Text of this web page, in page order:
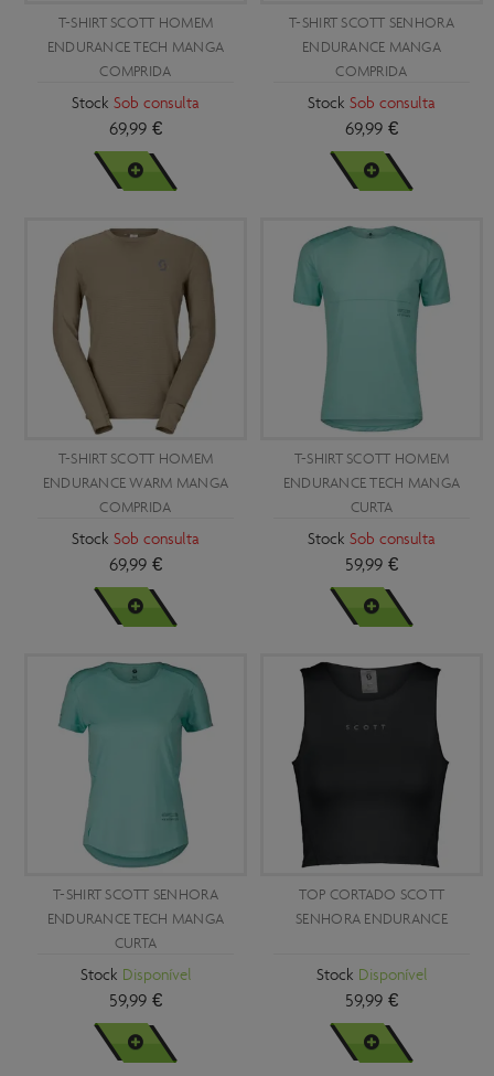
T-SHIRT SCOTT HOMEM
ENDURANCE TECH MANGA
COMPRIDA
Stock Sob consulta
69,99 €
VER MAIS
T-SHIRT SCOTT SENHORA
ENDURANCE MANGA
COMPRIDA
Stock Sob consulta
69,99 €
VER MAIS
T-SHIRT SCOTT HOMEM
ENDURANCE WARM MANGA
COMPRIDA
Stock Sob consulta
69,99 €
VER MAIS
T-SHIRT SCOTT HOMEM
ENDURANCE TECH MANGA
CURTA
Stock Sob consulta
59,99 €
VER MAIS
T-SHIRT SCOTT SENHORA
ENDURANCE TECH MANGA
CURTA
Stock Disponível
59,99 €
VER MAIS
TOP CORTADO SCOTT
SENHORA ENDURANCE
Stock Disponível
59,99 €
VER MAIS